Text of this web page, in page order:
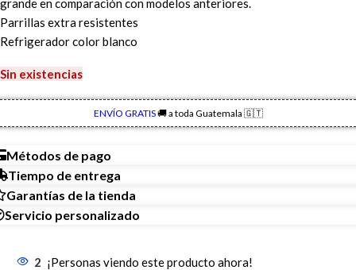
Parrillas extra resistentes
Refrigerador color blanco
Sin existencias
ENVÍO GRATIS🚚 a toda Guatemala 🇬🇹
Métodos de pago
Tiempo de entrega
Garantías de la tienda
Servicio personalizado
2 ¡Personas viendo este producto ahora!